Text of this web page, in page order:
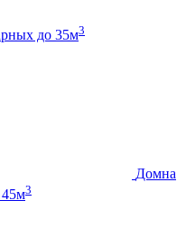
до 35м3
Домна
3